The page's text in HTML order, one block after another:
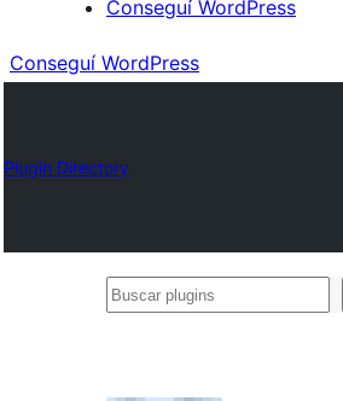
Conseguí WordPress
Conseguí WordPress
Plugin Directory
Buscar